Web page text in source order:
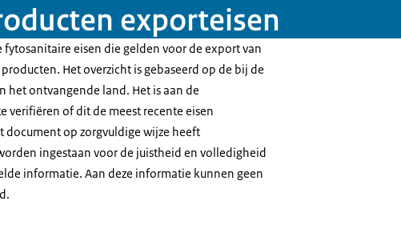
exporteisen
eisen die gelden voor de export van
Het overzicht is gebaseerd op de bij de
het ontvangende land. Het is aan de
verifiëren of dit de meest recente eisen
document op zorgvuldige wijze heeft
ingestaan voor de juistheid en volledigheid
informatie. Aan deze informatie kunnen geen